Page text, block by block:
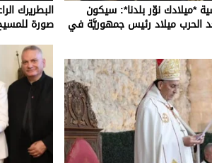
*ميلادك نوّر بلدنا*: سيكون
الحرب ميلاد رئيس جمهوريَّة في
البطريرك
صورة